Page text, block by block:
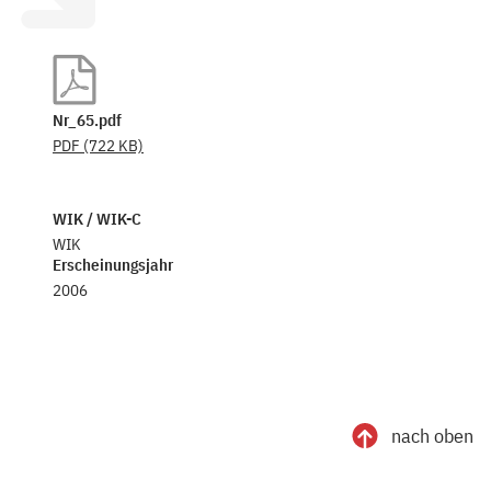
Nr_65.pdf
PDF (722 KB)
WIK / WIK-C
WIK
Erscheinungsjahr
2006
nach oben